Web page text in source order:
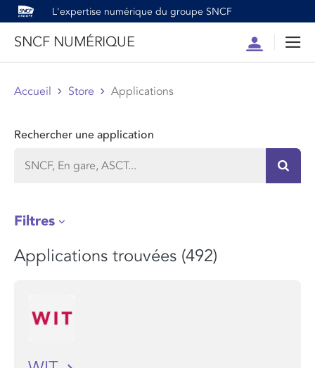
L'expertise numérique du groupe SNCF
SNCF NUMÉRIQUE
Compte
Accueil Store Applications
Rechercher une application
Filtres
Applications trouvées (492)